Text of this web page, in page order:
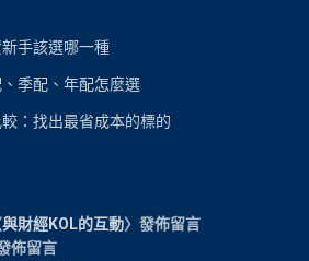
手該選哪一種
季配、年配怎麼選
：找出最省成本的標的
與財經KOL的互動〉發佈留言
佈留言